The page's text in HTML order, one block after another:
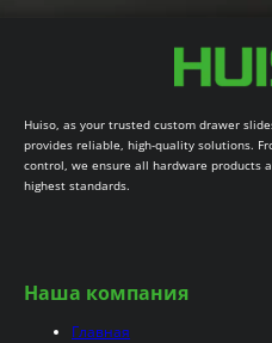
Наша компания
Главная
Huiso, as your trusted custom drawer
provides reliable, high-quality solutions.
control, we ensure all hardware products
highest standards.